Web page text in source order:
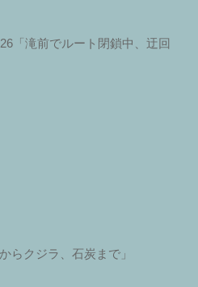
「滝前でルート閉鎖中、迂回
らクジラ、石炭まで」